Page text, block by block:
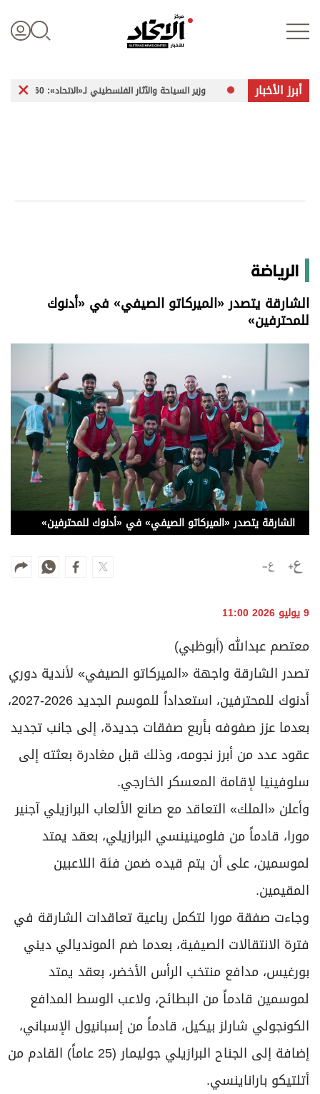
علوم الدار
اقتصاد
وجهات نظر
الترفيه
التعليم والمعرفة
الذكاء الاصطناعي
تغطيات
بودكاست
كاريكتير
برامج
عدد اليوم
مواقيت الصلاة
الأحوال الجوية
أبرز الأخباروزير السياحة والآثار الفلسطيني لـ«الاتحاد»: 260 موقعاً أثرياً في غزة تعرضت للضرر
الرياضة
الشارقة يتصدر «الميركاتو الصيفي» في «أدنوك
للمحترفين»
الشارقة يتصدر «الميركاتو الصيفي» في «أدنوك للمحترفين»
9 يوليو 2026 11:00
معتصم عبدالله (أبوظبي)
تصدر الشارقة واجهة «الميركاتو الصيفي» لأندية دوري
أدنوك للمحترفين، استعداداً للموسم الجديد 2026-2027،
بعدما عزز صفوفه بأربع صفقات جديدة، إلى جانب تجديد
عقود عدد من أبرز نجومه، وذلك قبل مغادرة بعثته إلى
سلوفينيا لإقامة المعسكر الخارجي.
وأعلن «الملك» التعاقد مع صانع الألعاب البرازيلي آجنير
مورا، قادماً من فلومينينسي البرازيلي، بعقد يمتد
لموسمين، على أن يتم قيده ضمن فئة اللاعبين
المقيمين.
وجاءت صفقة مورا لتكمل رباعية تعاقدات الشارقة في
فترة الانتقالات الصيفية، بعدما ضم المونديالي ديني
بورغيس، مدافع منتخب الرأس الأخضر، بعقد يمتد
لموسمين قادماً من البطائح، ولاعب الوسط المدافع
الكونجولي شارلز بيكيل، قادماً من إسبانيول الإسباني،
إضافة إلى الجناح البرازيلي جوليمار (25 عاماً) القادم من
أتلتيكو باراناينسي.